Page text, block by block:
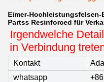
Eimer-Hochleistungsfelsen-
Partss Resinforced für
Irgendwelche
in Verbindung
Kontakt
Ada
whatsapp